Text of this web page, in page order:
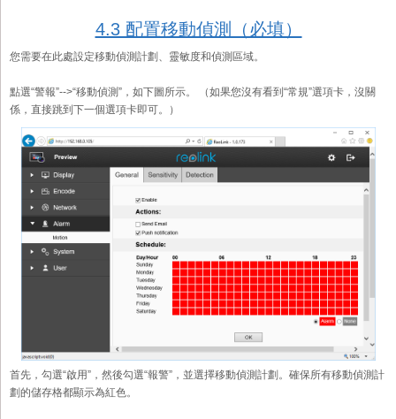
4.3 配置移動偵測（必填）
您需要在此處設定移動偵測計劃、靈敏度和偵測區域。
點選“警報”-->“移動偵測”，如下圖所示。 （如果您沒有看到“常規”選項卡，沒關
係，直接跳到下一個選項卡即可。）
首先，勾選“啟用”，然後勾選“報警”，並選擇移動偵測計劃。確保所有移動偵測計
劃的儲存格都顯示為紅色。